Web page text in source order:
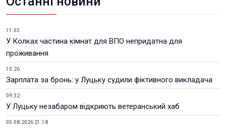
11:03
У Колках частина кімнат для ВПО непридатна для
проживання
10:26
Зарплата за бронь: у Луцьку судили фіктивного викладача
09:32
У Луцьку незабаром відкриють ветеранський хаб
05.08.2026 21:18